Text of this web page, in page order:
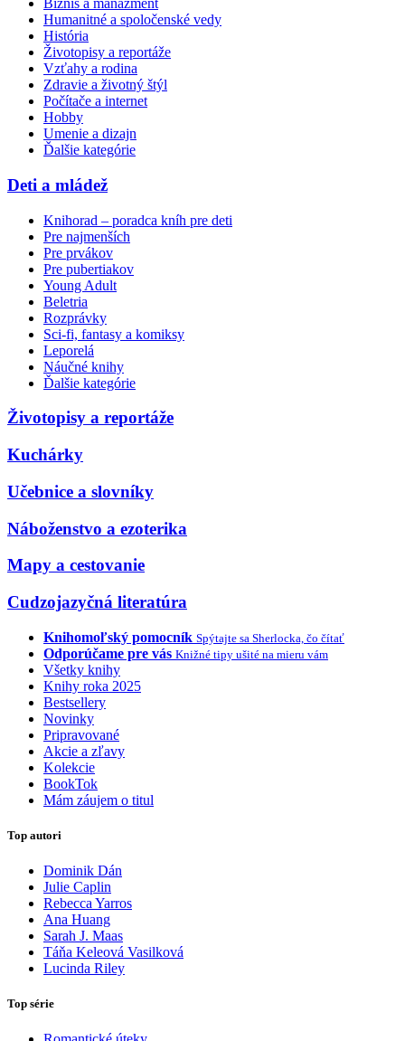
Biznis a manažment
Humanitné a spoločenské vedy
História
Životopisy a reportáže
Vzťahy a rodina
Zdravie a životný štýl
Počítače a internet
Hobby
Umenie a dizajn
Ďalšie kategórie
Deti a mládež
Knihorad – poradca kníh pre deti
Pre najmenších
Pre prvákov
Pre pubertiakov
Young Adult
Beletria
Rozprávky
Sci-fi, fantasy a komiksy
Leporelá
Náučné knihy
Ďalšie kategórie
Životopisy a reportáže
Kuchárky
Učebnice a slovníky
Náboženstvo a ezoterika
Mapy a cestovanie
Cudzojazyčná literatúra
Knihomoľský pomocník Spýtajte sa Sherlocka, čo čítať
Odporúčame pre vás Knižné tipy ušité na mieru vám
Všetky knihy
Knihy roka 2025
Bestsellery
Novinky
Pripravované
Akcie a zľavy
Kolekcie
BookTok
Mám záujem o titul
Top autori
Dominik Dán
Julie Caplin
Rebecca Yarros
Ana Huang
Sarah J. Maas
Táňa Keleová Vasilková
Lucinda Riley
Top série